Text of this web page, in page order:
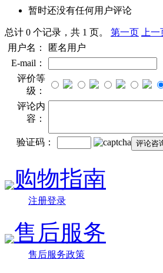
暂时还没有任何用户评论
总计 0 个记录，共 1 页。 第一页 上
用户名：
匿名用户
E-mail：
评价等
级：
评论内
容：
验证码：
购物指南
注册登录
售后服务
售后服务政策